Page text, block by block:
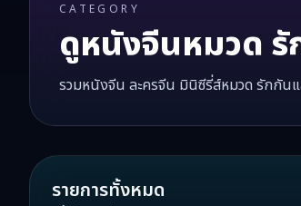
CATEGORY
ดูหนังจีนหมวด รั
รวมหนังจีน ละครจีน มินิซีรี่ส์หมวด รักกัน
รายการทั้งหมด